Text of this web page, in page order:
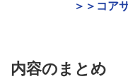
＞＞コア
内容のまとめ